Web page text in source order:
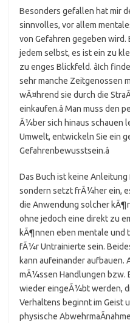
Besonders gefallen hat mir
sinnvolles, vor allem
von Gefahren gegeben wird.
jedem selbst, es ist ein zu
zu enges Blickfeld. âIch
sehr manche Zeitgenossen
wÃ¤hrend sie durch die
einkaufen.â Man muss den
Ã¼ber sich hinaus schauen
Umwelt, entwickeln Sie ein
Gefahrenbewusstsein.â
Das Buch ist keine
sondern setzt frÃ¼her ein,
die Anwendung solcher
ohne jedoch eine direkt zu
kÃ¶nnen eben mentale und
fÃ¼r Untrainierte sein.
kann aufeinander aufbauen.
mÃ¼ssen Handlungen bzw.
wieder eingeÃ¼bt werden,
Verhaltens beginnt im Geist
physische